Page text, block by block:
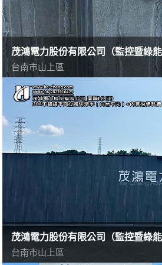
茂鴻電力股份有限公司（監控暨綠
台南市山上區
茂鴻電力股份有限公司（監控暨綠能
台南市山上區